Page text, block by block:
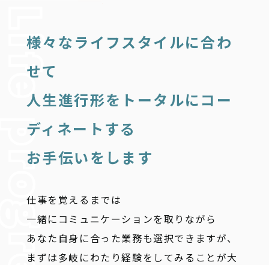
様々なライフスタイルに合わ
せて
人生進行形をトータルにコー
ディネートする
お手伝いをします
仕事を覚えるまでは
一緒にコミュニケーションを取りながら
あなた自身に合った業務も選択できますが、
まずは多岐にわたり経験をしてみることが大